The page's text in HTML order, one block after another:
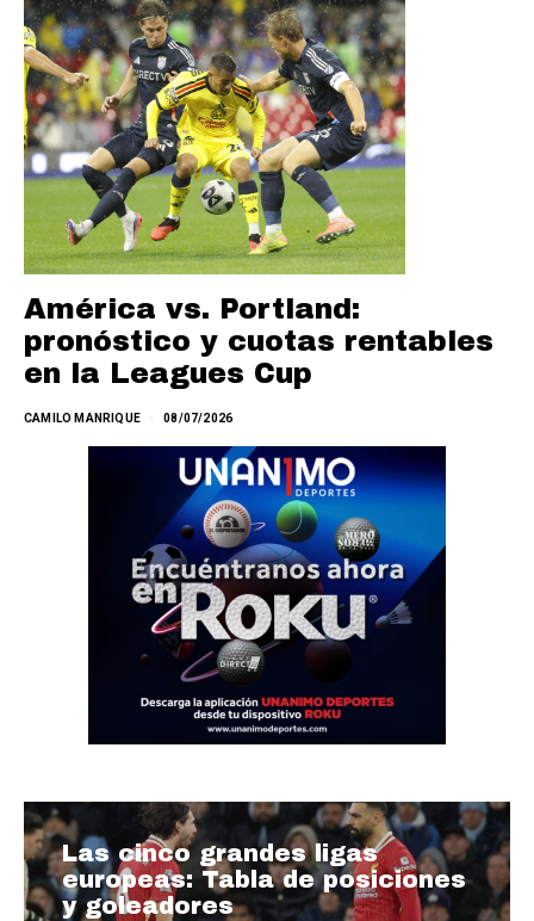
América vs. Portland:
pronóstico y cuotas rentables
en la Leagues Cup
CAMILO MANRIQUE 08/07/2026
Las cinco grandes ligas
europeas: Tabla de posiciones
y goleadores